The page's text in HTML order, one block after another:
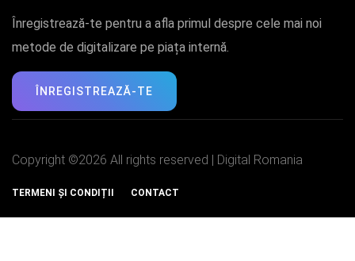
Înregistrează-te pentru a afla primul despre cele mai noi
metode de digitalizare pe piața internă.
ÎNREGISTREAZĂ-TE
Copyright ©2026 All rights reserved | Digital Romania
TERMENI ȘI CONDIȚII CONTACT